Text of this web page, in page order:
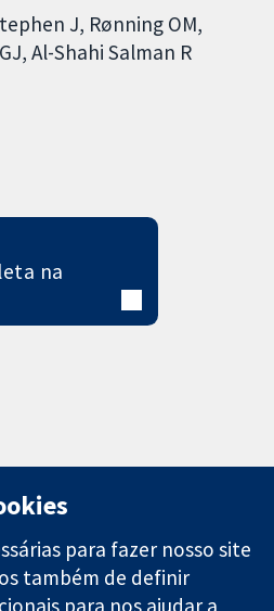
J Rønning OM
Al-Shahi Salman R
na
Cavendish
Contato
para fazer nosso site
também de definir
para nos ajudar a